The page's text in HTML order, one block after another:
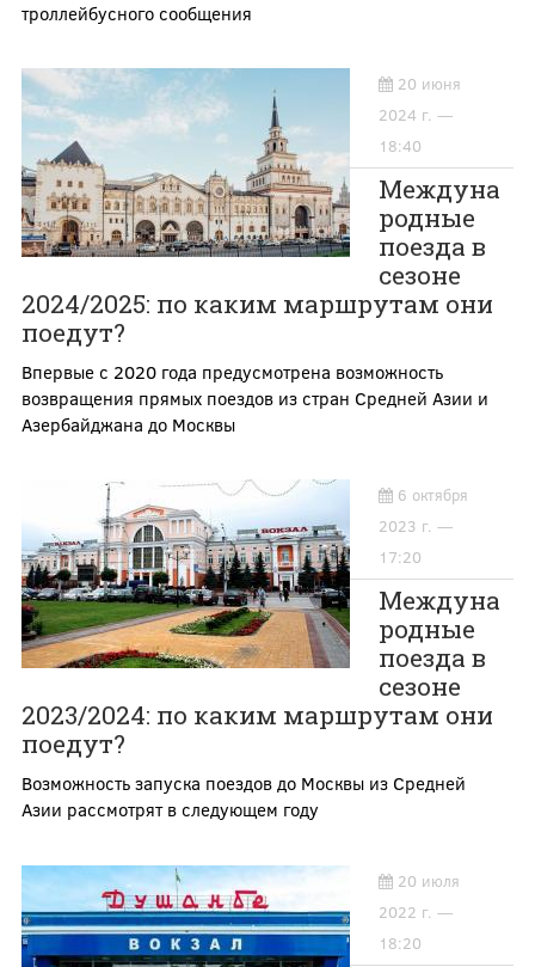
троллейбусного сообщения
20 июня
2024 г. —
18:40
Междуна
родные
поезда в
сезоне
2024/2025: по каким маршрутам они
поедут?
Впервые с 2020 года предусмотрена возможность
возвращения прямых поездов из стран Средней Азии и
Азербайджана до Москвы
6 октября
2023 г. —
17:20
Междуна
родные
поезда в
сезоне
2023/2024: по каким маршрутам они
поедут?
Возможность запуска поездов до Москвы из Средней
Азии рассмотрят в следующем году
20 июля
2022 г. —
18:20